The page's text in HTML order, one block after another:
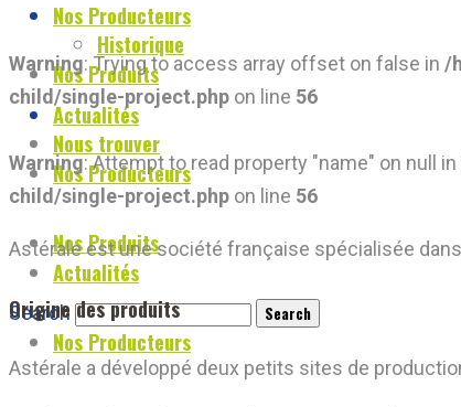
Nos Producteurs
Actualités
Search
Nos Produits
Nos Producteurs
Actualités
Historique
Nous trouver
Nos Produits
Nos Producteurs
Warning: Trying to access array offset on false in /
child/single-project.php on line 56
Warning: Attempt to read property "name" on null in
child/single-project.php on line 56
Astérale est une société française spécialisée
Origine des produits
Astérale a développé deux petits sites de